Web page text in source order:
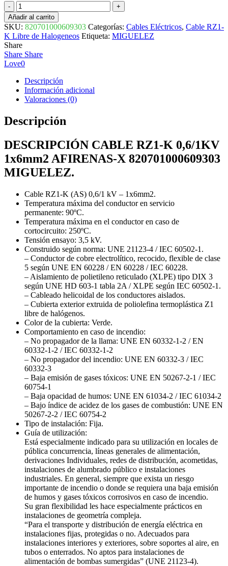
CABLE
RZ1-
K
0,6/1KV
1x6mm2
AFIRENAS-
X
820701000609303
MIGUELEZ
cantidad
Añadir al carrito
SKU: 820701000609303 Categorías: Cables Eléctricos, Cable RZ1-
K Libre de Halogeneos Etiqueta: MIGUELEZ
Share
Share Share
Love0
Descripción
Información adicional
Valoraciones (0)
Descripción
DESCRIPCIÓN CABLE RZ1-K 0,6/1KV
1x6mm2 AFIRENAS-X 820701000609303
MIGUELEZ.
Cable RZ1-K (AS) 0,6/1 kV – 1x6mm2.
Temperatura máxima del conductor en servicio
permanente: 90ºC.
Temperatura máxima en el conductor en caso de
cortocircuito: 250ºC.
Tensión ensayo: 3,5 kV.
Construido según norma: UNE 21123-4 / IEC 60502-1.
– Conductor de cobre electrolítico, recocido, flexible de clase
5 según UNE EN 60228 / EN 60228 / IEC 60228.
– Aislamiento de polietileno reticulado (XLPE) tipo DIX 3
según UNE HD 603-1 tabla 2A / XLPE según IEC 60502-1.
– Cableado helicoidal de los conductores aislados.
– Cubierta exterior extruida de poliolefina termoplástica Z1
libre de halógenos.
Color de la cubierta: Verde.
Comportamiento en caso de incendio:
– No propagador de la llama: UNE EN 60332-1-2 / EN
60332-1-2 / IEC 60332-1-2
– No propagador del incendio: UNE EN 60332-3 / IEC
60332-3
– Baja emisión de gases tóxicos: UNE EN 50267-2-1 / IEC
60754-1
– Baja opacidad de humos: UNE EN 61034-2 / IEC 61034-2
– Bajo índice de acidez de los gases de combustión: UNE EN
50267-2-2 / IEC 60754-2
Tipo de instalación: Fija.
Guía de utilización:
Está especialmente indicado para su utilización en locales de
pública concurrencia, líneas generales de alimentación,
derivaciones Individuales, redes de distribución, acometidas,
instalaciones de alumbrado público e instalaciones
industriales. En general, siempre que exista un riesgo
importante de incendio o donde se requiera una baja emisión
de humos y gases tóxicos corrosivos en caso de incendio.
Su gran flexibilidad les hace especialmente prácticos en
instalaciones de geometría compleja.
“Para el transporte y distribución de energía eléctrica en
instalaciones fijas, protegidas o no. Adecuados para
instalaciones interiores y exteriores, sobre soportes al aire, en
tubos o enterrados. No aptos para instalaciones de
alimentación de bombas sumergidas” (UNE 21123-4).